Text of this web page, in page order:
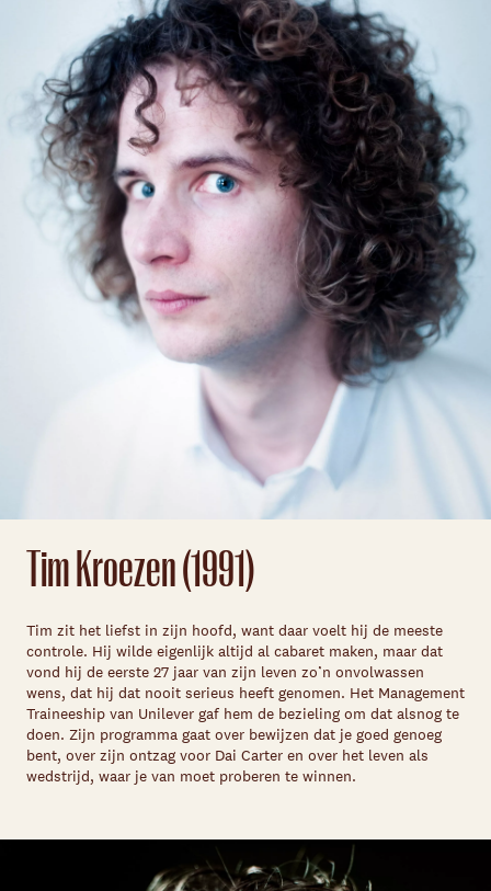
Tim Kroezen (1991)
Tim zit het liefst in zijn hoofd, want daar voelt hij de meeste
controle. Hij wilde eigenlijk altijd al cabaret maken, maar dat
vond hij de eerste 27 jaar van zijn leven zo’n onvolwassen
wens, dat hij dat nooit serieus heeft genomen. Het Management
Traineeship van Unilever gaf hem de bezieling om dat alsnog te
doen. Zijn programma gaat over bewijzen dat je goed genoeg
bent, over zijn ontzag voor Dai Carter en over het leven als
wedstrijd, waar je van moet proberen te winnen.